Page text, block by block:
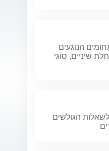
הנוגעים
שיניים, סוגי
לשאלות הגולשים